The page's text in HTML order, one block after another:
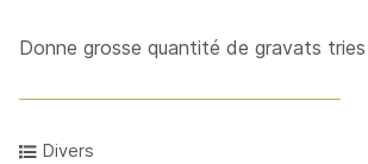
Donne grosse quantité de gravats
Divers